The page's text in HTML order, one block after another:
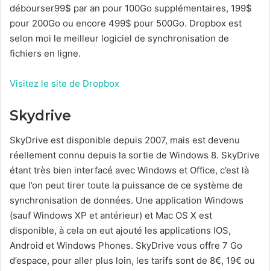
débourser99$ par an pour 100Go supplémentaires, 199$
pour 200Go ou encore 499$ pour 500Go. Dropbox est
selon moi le meilleur logiciel de synchronisation de
fichiers en ligne.
Visitez le site de Dropbox
Skydrive
SkyDrive est disponible depuis 2007, mais est devenu
réellement connu depuis la sortie de Windows 8. SkyDrive
étant très bien interfacé avec Windows et Office, c’est là
que l’on peut tirer toute la puissance de ce système de
synchronisation de données. Une application Windows
(sauf Windows XP et antérieur) et Mac OS X est
disponible, à cela on eut ajouté les applications IOS,
Android et Windows Phones. SkyDrive vous offre 7 Go
d’espace, pour aller plus loin, les tarifs sont de 8€, 19€ ou